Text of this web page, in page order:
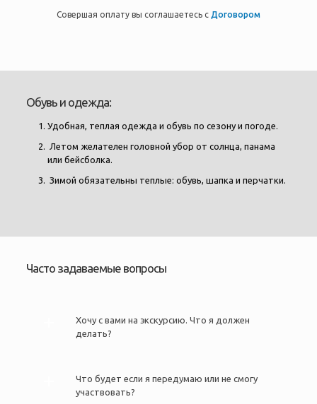
Совершая оплату вы соглашаетесь с Договором
Обувь и одежда:
Удобная, теплая одежда и обувь по сезону и погоде.
Летом желателен головной убор от солнца, панама
или бейсболка.
Зимой обязательны теплые: обувь, шапка и перчатки.
Часто задаваемые вопросы
Хочу с вами на экскурсию. Что я должен
делать?
Что будет если я передумаю или не смогу
участвовать?